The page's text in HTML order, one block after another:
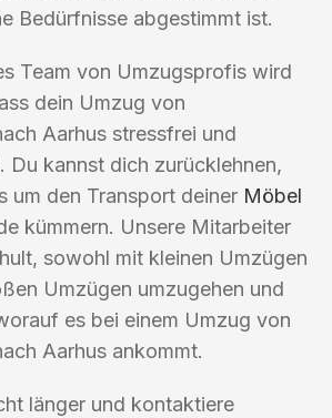
Bedürfnisse abgestimmt ist.
Team von Umzugsprofis wird
dein Umzug von
Aarhus stressfrei und
Du kannst dich zurücklehnen,
um den Transport deiner Möbel
kümmern. Unsere Mitarbeiter
sowohl mit kleinen Umzügen
Umzügen umzugehen und
es bei einem Umzug von
Aarhus ankommt.
länger und kontaktiere